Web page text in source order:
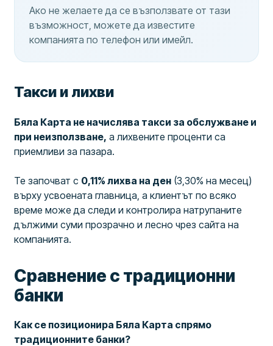
Ако не желаете да се възползвате от тази
възможност, можете да известите
компанията по телефон или имейл.
Такси и лихви
Бяла Карта не начислява такси за обслужване и
при неизползване, а лихвените проценти са
приемливи за пазара.
Те започват с 0,11% лихва на ден (3,30% на месец)
върху усвоената главница, а клиентът по всяко
време може да следи и контролира натрупаните
дължими суми прозрачно и лесно чрез сайта на
компанията.
Сравнение с традиционни
банки
Как се позиционира Бяла Карта спрямо
традиционните банки?